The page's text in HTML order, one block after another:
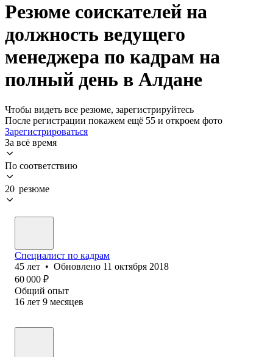
Резюме соискателей на
должность ведущего
менеджера по кадрам на
полный день в Алдане
Чтобы видеть все резюме, зарегистрируйтесь
После регистрации покажем ещё 55 и откроем фото
Зарегистрироваться
За всё время
По соответствию
20 резюме
Специалист по кадрам
45 лет • Обновлено 11 октября 2018
60 000 ₽
Общий опыт
16 лет 9 месяцев